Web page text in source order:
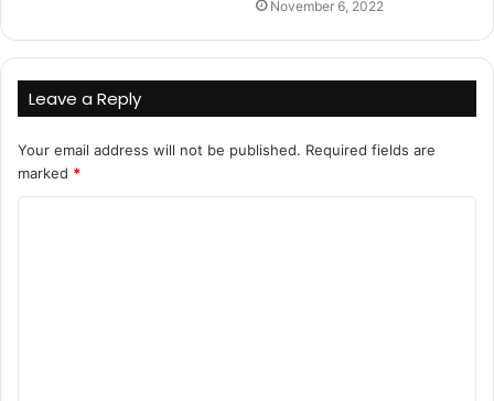
November 6, 2022
Leave a Reply
Your email address will not be published. Required fields are
marked *